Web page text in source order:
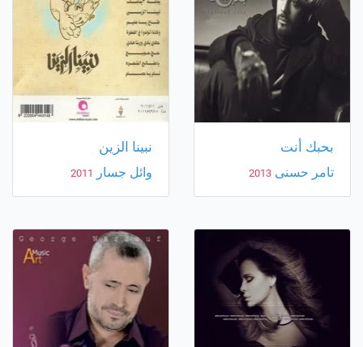
بحبك أنت
تامر حسنى 2013
نبينا الزين
وائل جسار 2011